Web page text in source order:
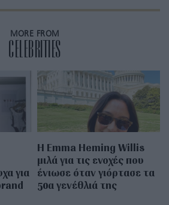
MORE FROM
CELEBRITIES
για
H Emma Heming Willis
μιλά για τις ενοχές που
ένιωσε όταν γιόρτασε τα
50α γενέθλιά της